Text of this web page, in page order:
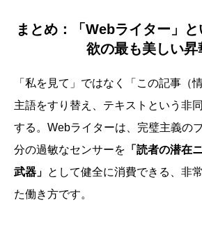
まとめ：「Webライター」
欲の最も美しい昇
「私を見て」ではなく「この記事（
主語をすり替え、テキストという非
する。Webライターは、完璧主義の
分の過敏なセンサーを 「読者の潜在
武器」 として健全に消費できる、非
た働き方です。